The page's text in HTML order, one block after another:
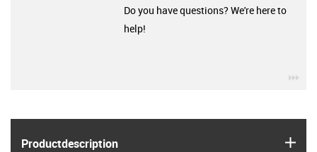
Product­description
Do you have questions? We're here to
help!